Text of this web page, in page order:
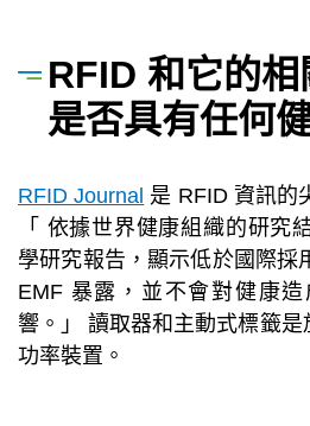
RFID 和它的
是否具有任何
RFID Journal 是 RFID 資訊的
「 依據世界健康組織的研究
學研究報告，顯示低於國際採
EMF 暴露，並不會對健康
響。」 讀取器和主動式標籤
功率裝置。